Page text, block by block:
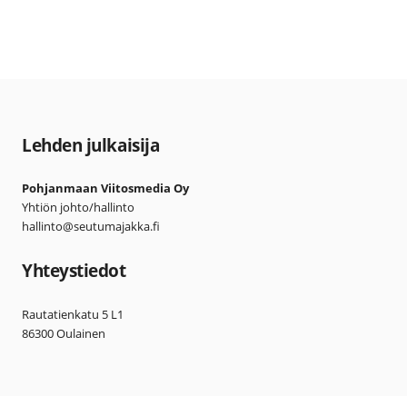
Lehden julkaisija
Pohjanmaan Viitosmedia Oy
Yhtiön johto/hallinto
hallinto@seutumajakka.fi
Yhteystiedot
Rautatienkatu 5 L1
86300 Oulainen